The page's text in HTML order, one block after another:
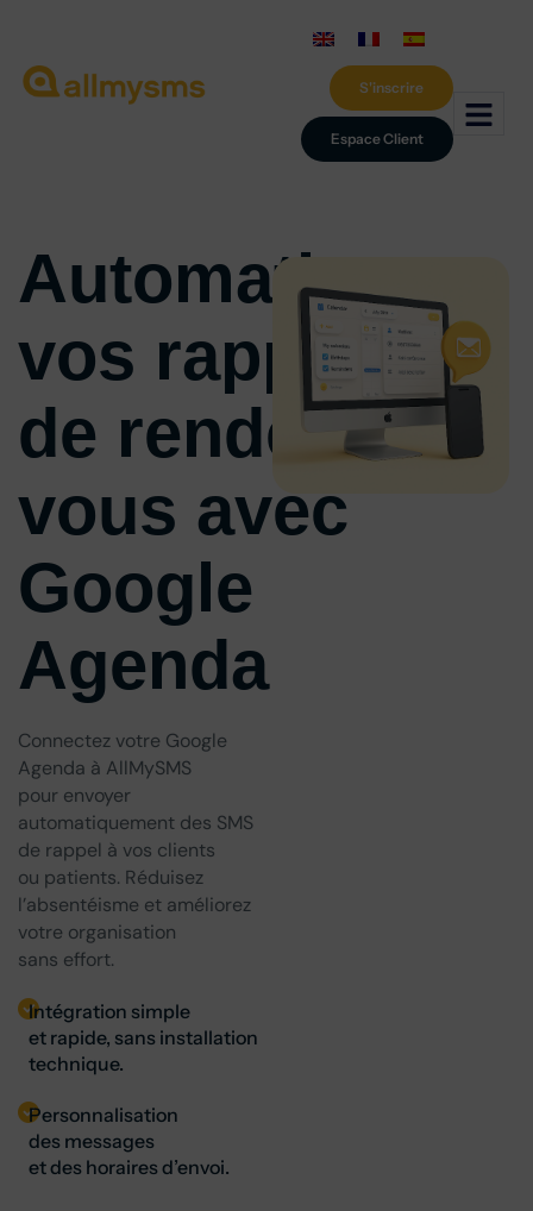
Espace Client
S'inscrire
Automatisez
vos rappels
de rendez-
vous avec
Google
Agenda
Connectez votre Google
Agenda à AllMySMS
pour envoyer
automatiquement des SMS
de rappel à vos clients
ou patients. Réduisez
l’absentéisme et améliorez
votre organisation
sans effort.
Intégration simple
et rapide, sans installation
technique.
Personnalisation
des messages
et des horaires d’envoi.